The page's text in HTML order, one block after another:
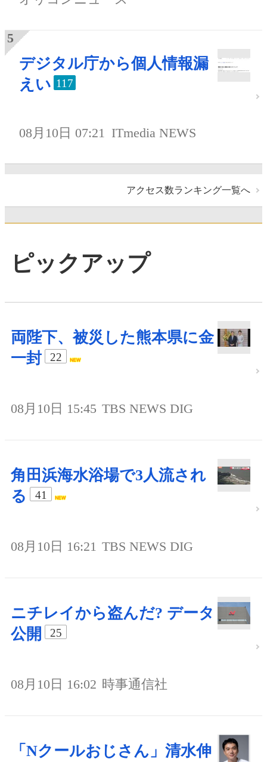
デジタル庁から個人情報漏
えい 117
08月10日 07:21 ITmedia NEWS
アクセス数ランキング一覧へ
ピックアップ
両陛下、被災した熊本県に金
一封
22
08月10日 15:45 TBS NEWS DIG
角田浜海水浴場で3人流され
る
41
08月10日 16:21 TBS NEWS DIG
ニチレイから盗んだ? データ
公開
25
08月10日 16:02 時事通信社
「Nクールおじさん」清水伸